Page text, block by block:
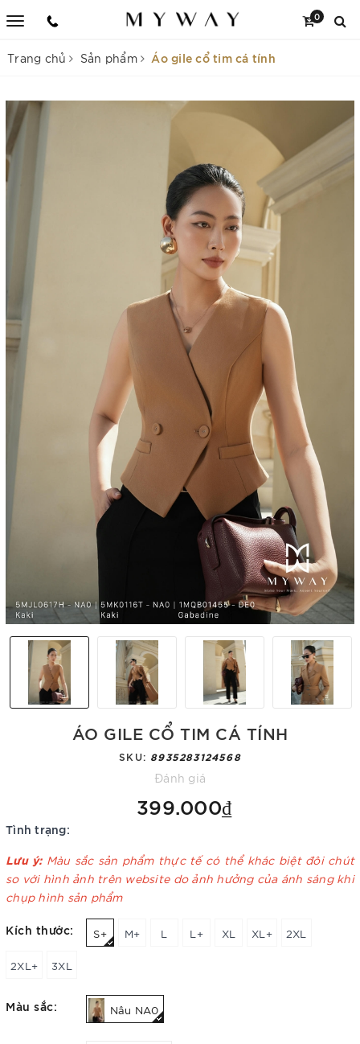
0
Trang chủ Sản phẩm Áo gile cổ tim cá tính
ÁO GILE CỔ TIM CÁ TÍNH
SKU: 8935283124568
Đánh giá
399.000₫
Tình trạng:
Lưu ý: Màu sắc sản phẩm thực tế có thể khác biệt đôi chút
so với hình ảnh trên website do ảnh hưởng của ánh sáng khi
chụp hình sản phẩm
Kích thước: S+ M+ L L+ XL XL+ 2XL
2XL+ 3XL
Màu sắc: Nâu NA0